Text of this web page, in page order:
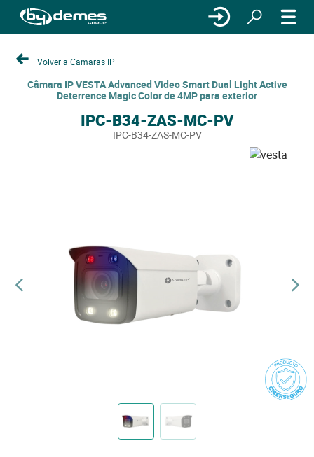
Volver a Camaras IP
Câmara IP VESTA Advanced Video Smart Dual Light Active
Deterrence Magic Color de 4MP para exterior
IPC-B34-ZAS-MC-PV
IPC-B34-ZAS-MC-PV